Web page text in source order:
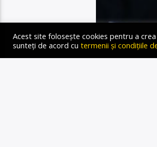
7 APRILIE 2023
Acest site folosește cookies pentru a
sunteți de acord cu termenii și condițiile